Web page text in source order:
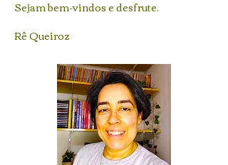
Sejam bem-vindos e desfrute.
Rê Queiroz